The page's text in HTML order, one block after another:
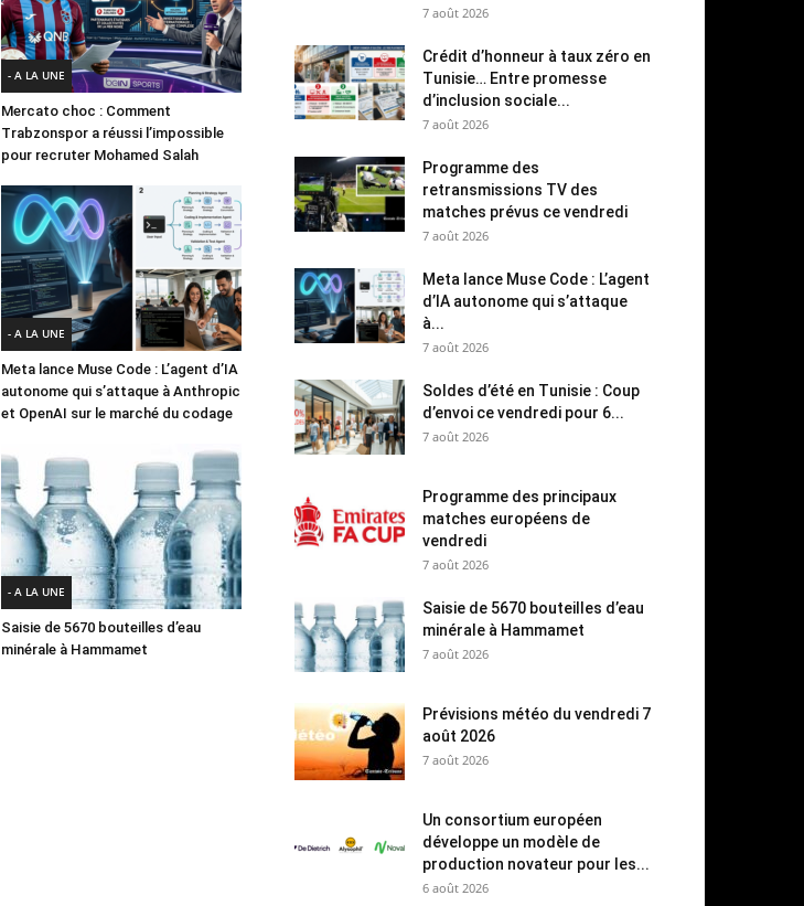
- A LA UNE
Mercato choc : Comment
Trabzonspor a réussi l’impossible
pour recruter Mohamed Salah
- A LA UNE
Meta lance Muse Code : L’agent d’IA
autonome qui s’attaque à Anthropic
et OpenAI sur le marché du codage
- A LA UNE
Saisie de 5670 bouteilles d’eau
minérale à Hammamet
7 août 2026
Crédit d’honneur à taux zéro en
Tunisie… Entre promesse
d’inclusion sociale...
7 août 2026
Programme des
retransmissions TV des
matches prévus ce vendredi
7 août 2026
Meta lance Muse Code : L’agent
d’IA autonome qui s’attaque
à...
7 août 2026
Soldes d’été en Tunisie : Coup
d’envoi ce vendredi pour 6...
7 août 2026
Programme des principaux
matches européens de
vendredi
7 août 2026
Saisie de 5670 bouteilles d’eau
minérale à Hammamet
7 août 2026
Prévisions météo du vendredi 7
août 2026
7 août 2026
Un consortium européen
développe un modèle de
production novateur pour les...
6 août 2026